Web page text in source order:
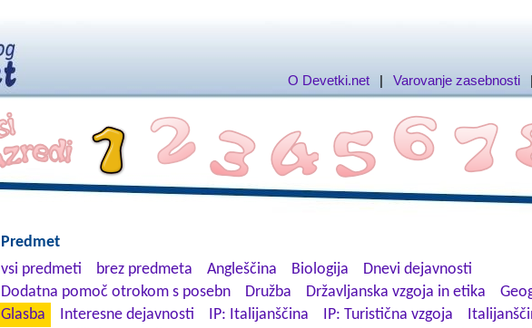
O Devetki.net | Varovanje zasebnosti |
Predmet
vsi predmeti
brez predmeta Angleščina Biologija
Dnevi dejavnosti
Dodatna pomoč otrokom s posebn
Družba Državljanska vzgoja in etika
Glasba
Interesne dejavnosti IP: Italijanščina IP: Turistična vzgoja